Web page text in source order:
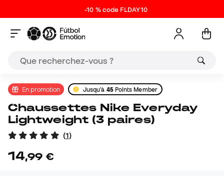
-10 % code FLDAY10
En promotion Jusqu'à 45Points Member
Chaussettes Nike Everyday
Lightweight (3 paires)
(1)
14,99 €